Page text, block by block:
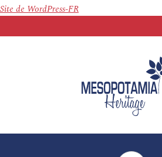
Site de WordPress-FR